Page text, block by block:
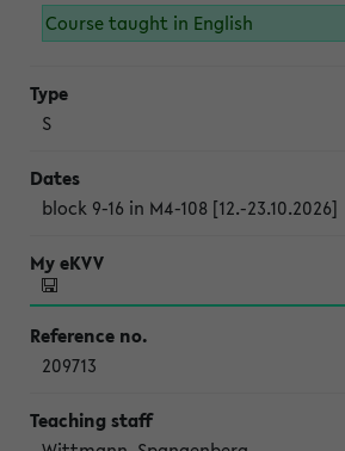
Course taught in English
S
block 9-16 in M4-108 [12.-23.10.2026]
209713